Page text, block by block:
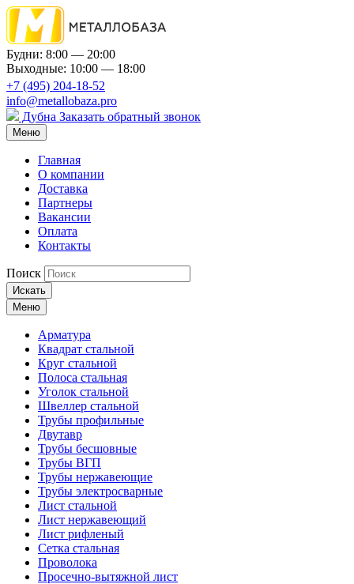
Будни: 8:00 — 20:00
Выходные: 10:00 — 18:00
+7 (495) 204-18-52
info@metallobaza.pro
Дубна Заказать обратный звонок
Меню
Главная
О компании
Доставка
Партнеры
Вакансии
Оплата
Контакты
Поиск
Искать
Меню
Арматура
Квадрат стальной
Круг стальной
Полоса стальная
Уголок стальной
Швеллер стальной
Трубы профильные
Двутавр
Трубы бесшовные
Трубы ВГП
Трубы нержавеющие
Трубы электросварные
Лист стальной
Лист нержавеющий
Лист рифленый
Сетка стальная
Проволока
Просечно-вытяжной лист